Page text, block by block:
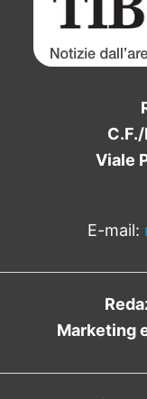
Viale
E-mail:
Marketing